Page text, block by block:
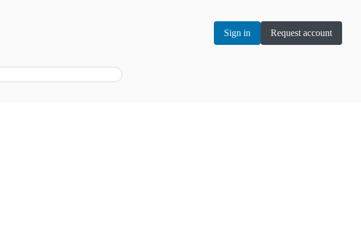
Sign in Request account